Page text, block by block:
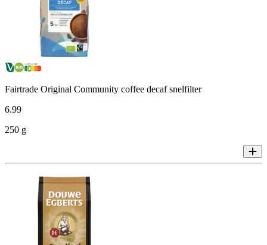
Fairtrade Original Community coffee decaf snelfilter
6.99
250 g